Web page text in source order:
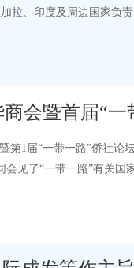
拉、印度及周边国家负
会暨首届“一
第1届“一带一路”侨社
见了“一带一路”有关国